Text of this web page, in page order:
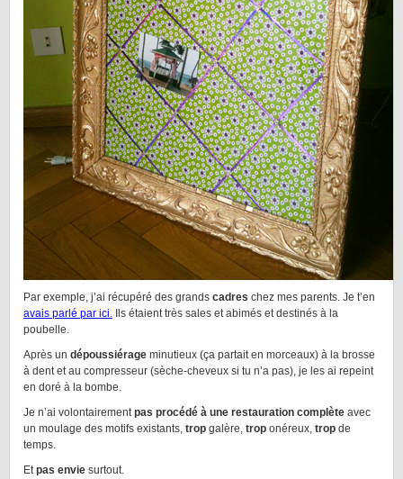
Par exemple, j’ai récupéré des grands cadres chez mes parents. Je t’en
avais parlé par ici. Ils étaient très sales et abimés et destinés à la
poubelle.
Après un dépoussiérage minutieux (ça partait en morceaux) à la brosse
à dent et au compresseur (sèche-cheveux si tu n’a pas), je les ai repeint
en doré à la bombe.
Je n’ai volontairementpas procédé à une restauration complète avec
un moulage des motifs existants, trop galère, trop onéreux, trop de
temps.
Etpas envie surtout.